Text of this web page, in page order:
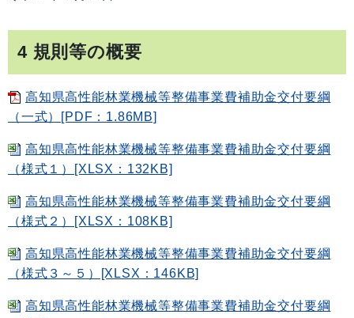
4 規則等の概要
高知県高性能林業機械等整備事業費補助金交付要綱
（一式）[PDF：1.86MB]
高知県高性能林業機械等整備事業費補助金交付要綱
（様式１）[XLSX：132KB]
高知県高性能林業機械等整備事業費補助金交付要綱
（様式２）[XLSX：108KB]
高知県高性能林業機械等整備事業費補助金交付要綱
（様式３～５）[XLSX：146KB]
高知県高性能林業機械等整備事業費補助金交付要綱